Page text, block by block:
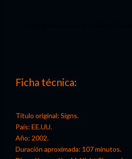
Ficha técnica:
Título original: Signs.
País: EE.UU.
Año: 2002.
Duración aproximada: 107 minutos.